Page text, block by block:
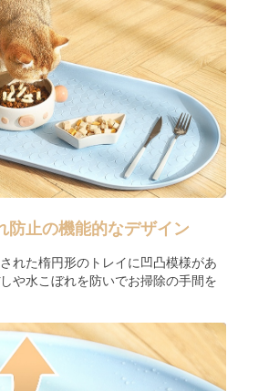
防止の機能的なデザイン
れた楕円形のトレイに凹凸模様があ
や水こぼれを防いでお掃除の手間を